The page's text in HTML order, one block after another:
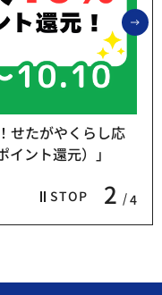
STOP 2 4
せたがやくらし応
ント還元）」